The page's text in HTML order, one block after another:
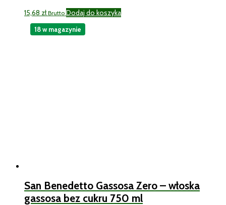
15,68 zł Brutto Dodaj do koszyka
San Benedetto Gassosa Zero – włoska
gassosa bez cukru 750 ml
18 w magazynie